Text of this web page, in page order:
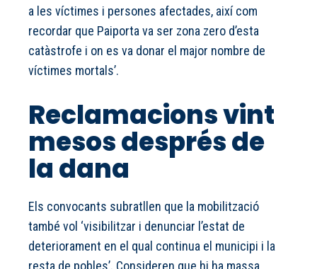
a les víctimes i persones afectades, així com
recordar que Paiporta va ser zona zero d’esta
catàstrofe i on es va donar el major nombre de
víctimes mortals’.
Reclamacions vint
mesos després de
la dana
Els convocants subratllen que la mobilització
també vol ‘visibilitzar i denunciar l’estat de
deteriorament en el qual continua el municipi i la
resta de pobles’. Consideren que hi ha massa